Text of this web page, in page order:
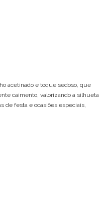
acetinado e toque sedoso, que
caimento, valorizando a silhueta
de festa e ocasiões especiais,